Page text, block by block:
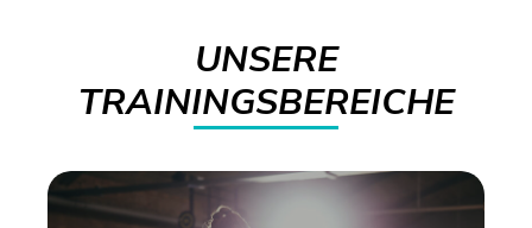
UNSERE
TRAININGSBEREICHE